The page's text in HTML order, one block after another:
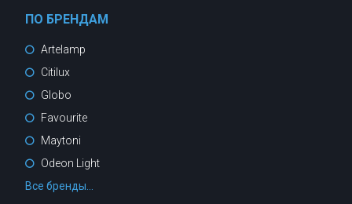
ПО БРЕНДАМ
Artelamp
Citilux
Globo
Favourite
Maytoni
Odeon Light
Все бренды...